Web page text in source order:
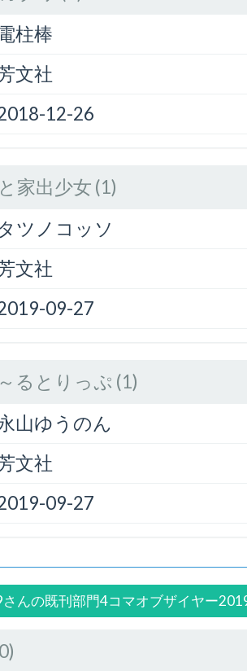
柱棒
文社
12-26
家出少女 (1)
タツノコッソ
文社
09-27
るとりっぷ (1)
山ゆうのん
文社
09-27
んの既刊部門4コマオブザイヤー